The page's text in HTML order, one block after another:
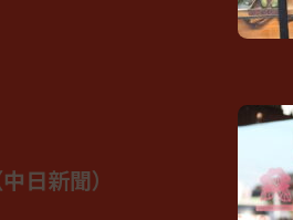
日新聞）